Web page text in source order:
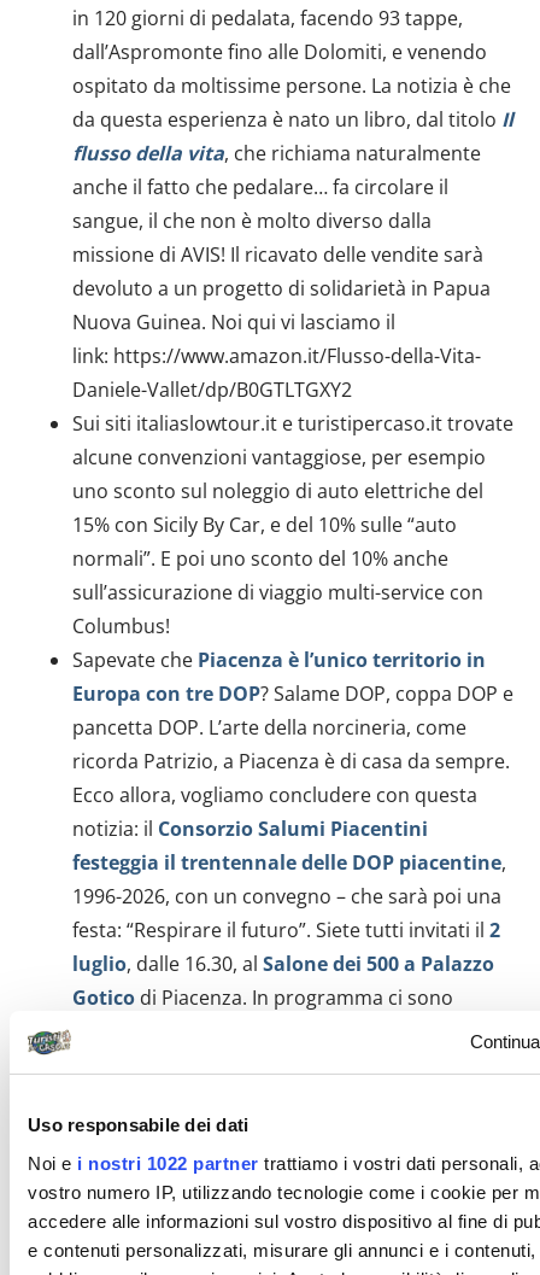
Uso responsabile dei dati
Noi e i nostri 1022 partner trattiamo i vostri dati personali,
vostro numero IP, utilizzando tecnologie come i cookie per
accedere alle informazioni sul vostro dispositivo al fine di
e contenuti personalizzati, misurare gli annunci e i
in 120 giorni di pedalata, facendo 93 tappe,
dall’Aspromonte fino alle Dolomiti, e venendo
ospitato da moltissime persone. La notizia è che
da questa esperienza è nato un libro, dal titolo Il
flusso della vita, che richiama naturalmente
anche il fatto che pedalare… fa circolare il
sangue, il che non è molto diverso dalla
missione di AVIS! Il ricavato delle vendite sarà
devoluto a un progetto di solidarietà in Papua
Nuova Guinea. Noi qui vi lasciamo il
link: https://www.amazon.it/Flusso-della-Vita-
Daniele-Vallet/dp/B0GTLTGXY2
Sui siti italiaslowtour.it e turistipercaso.it trovate
alcune convenzioni vantaggiose, per esempio
uno sconto sul noleggio di auto elettriche del
15% con Sicily By Car, e del 10% sulle “auto
normali”. E poi uno sconto del 10% anche
sull’assicurazione di viaggio multi-service con
Columbus!
Sapevate che Piacenza è l’unico territorio in
Europa con tre DOP? Salame DOP, coppa DOP e
pancetta DOP. L’arte della norcineria, come
ricorda Patrizio, a Piacenza è di casa da sempre.
Ecco allora, vogliamo concludere con questa
notizia: il Consorzio Salumi Piacentini
festeggia il trentennale delle DOP piacentine,
1996-2026, con un convegno – che sarà poi una
festa: “Respirare il futuro”. Siete tutti invitati il 2
luglio, dalle 16.30, al Salone dei 500a Palazzo
Goticodi Piacenza. In programma ci sono
interventi di protagonisti, specialisti, economisti,
Il TG del Turismo è realizzato in collaborazione con
‪Columbus Assicurazioni: i lettori di #turistipercaso
hanno uno sconto del 10% sulle polizze viaggio,